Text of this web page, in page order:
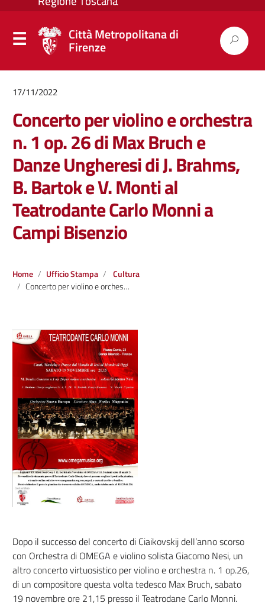
Città Metropolitana di
Firenze
17/11/2022
Concerto per violino e orchestra
n. 1 op. 26 di Max Bruch e
Danze Ungheresi di J. Brahms,
B. Bartok e V. Monti al
Teatrodante Carlo Monni a
Campi Bisenzio
Home Ufficio Stampa
Cultura
Concerto per violino e orchestra n. 1 op. 26 di Max Bruch e Danze Ungheresi di J. Brahms, B. Bartok e V. Monti al Teatrodante Carlo Monni a Campi Bisenzio
Dopo il successo del concerto di Ciaikovskij dell’anno scorso
con Orchestra di OMEGA e violino solista Giacomo Nesi, un
altro concerto virtuosistico per violino e orchestra n. 1 op.26,
di un compositore questa volta tedesco Max Bruch, sabato
19 novembre ore 21,15 presso il Teatrodane Carlo Monni.